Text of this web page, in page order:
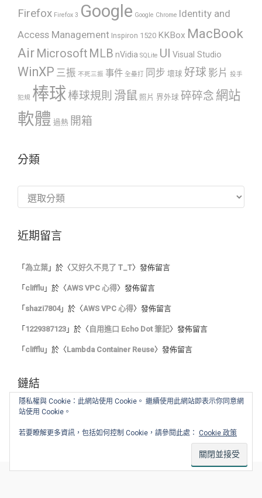
Firefox Firefox 3 Google Google Chrome
Identity and
Access Management Inspiron 1520 KKBox MacBook
Air Microsoft MLB nVidia SQLite UI Visual Studio
WinXP 三振 不死三振 事件 全壘打 同步 壞球 好球 影片 投手
犯規 棒球棒球規則 滑鼠 照片 界外球 碎碎念 網站
軟體 過熱 開箱
分類
近期留言
「 為立葉 」於〈又好久不見了 T_T〉發佈留言
「 clifflu 」於〈AWS VPC 心得〉發佈留言
「 shazi7804」於〈AWS VPC 心得〉發佈留言
「 1229387123 」於〈 自用進口 Echo Dot 筆記〉發佈留言
「 clifflu 」於〈Lambda Container Reuse〉發佈留言
鏈結
我的程式筆記
舊 blog :: Blogger
隱私權與 Cookie：此網站使用 Cookie。 繼續使用此網站即表示你同意網
站使用 Cookie。
若要瞭解更多資訊，包括如何控制 Cookie，請參閱此處： Cookie 政策